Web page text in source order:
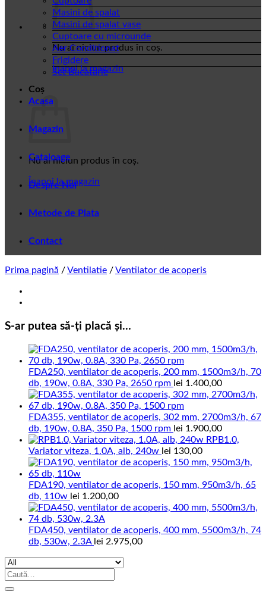
Nu ai niciun produs în coș.
Înapoi la magazin
Coș
Nu ai niciun produs în coș.
Înapoi la magazin
Masini de spalat
Masini de spalat vase
Cuptoare cu microunde
Aer Conditionat
Frigidere
Set Bucatarie
Acasa
Magazin
Cataloage
Despre Noi
Metode de Plata
Contact
Prima pagină /Ventilatie /Ventilator de acoperis
S-ar putea să-ți placă și…
FDA250, ventilator de acoperis, 200 mm, 1500m3/h, 70
db, 190w, 0.8A, 330 Pa, 2650 rpm lei 1.400,00
FDA355, ventilator de acoperis, 302 mm, 2700m3/h, 67
db, 190w, 0.8A, 350 Pa, 1500 rpm lei 1.900,00
RPB1.0,
Variator viteza, 1.0A, alb, 240w lei 130,00
FDA190, ventilator de acoperis, 150 mm, 950m3/h, 65
db, 110w lei 1.200,00
FDA450, ventilator de acoperis, 400 mm, 5500m3/h, 74
db, 530w, 2.3A lei 2.975,00
Caută